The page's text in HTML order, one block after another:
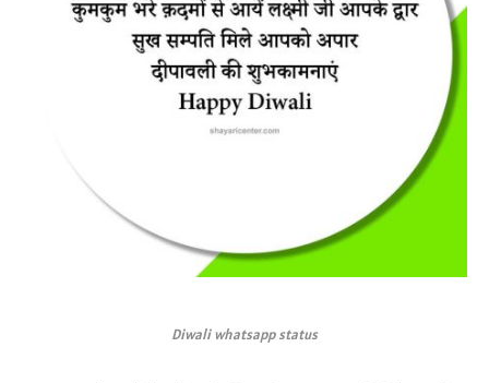
Diwali whatsapp status